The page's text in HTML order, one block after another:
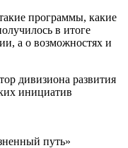
программы, какие
в итоге
а о возможностях и
дивизиона развития
инициатив
путь»